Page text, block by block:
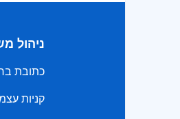
ניהול
כתובת
קניות